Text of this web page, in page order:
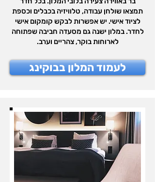
תמצאו שולחן עבודה, טלוויזיה בכבלים וכספת
לציוד אישי. יש אפשרות לבקש קומקום אישי
לחדר. במלון ישנה גם מסעדה חביבה שפתוחה
לארוחות בוקר, צהריים וערב.
לעמוד המלון בבוקינג